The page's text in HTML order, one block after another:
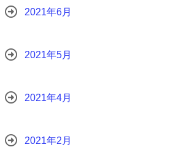
2021年6月
2021年5月
2021年4月
2021年2月